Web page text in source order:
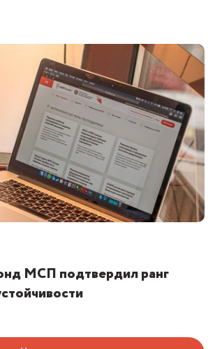
МСП подтвердил ранг